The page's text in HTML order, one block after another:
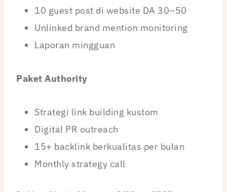
10 guest post di website DA 30–50
Unlinked brand mention monitoring
Laporan mingguan
Paket Authority
Strategi link building kustom
Digital PR outreach
15+ backlink berkualitas per bulan
Monthly strategy call